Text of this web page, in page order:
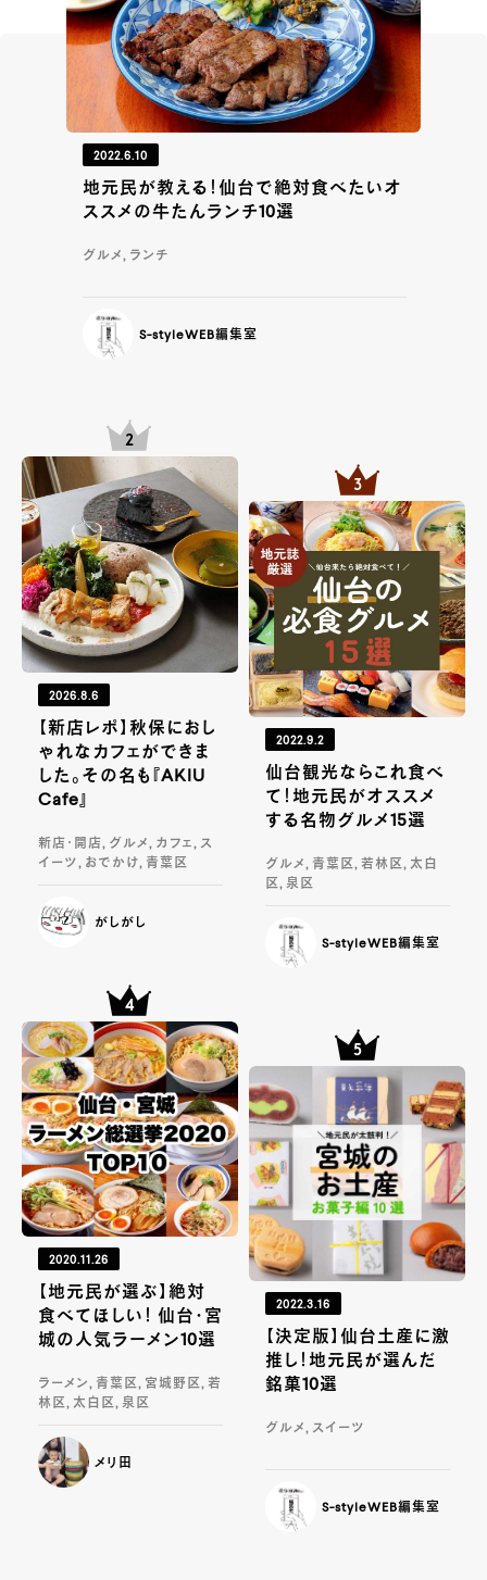
2022.6.10
地元民が教える！仙台で絶対食べたいオ
ススメの牛たんランチ10選
グルメ, ランチ
S-styleWEB編集室
2026.8.6
【新店レポ】秋保におし
ゃれなカフェができま
した。その名も『AKIU
Cafe』
新店・開店, グルメ, カフェ, ス
イーツ, おでかけ, 青葉区
がしがし
2022.9.2
仙台観光ならこれ食べ
て！地元民がオススメ
する名物グルメ15選
グルメ, 青葉区, 若林区, 太白
区, 泉区
S-styleWEB編集室
2020.11.26
【地元民が選ぶ】絶対
食べてほしい！ 仙台・宮
城の人気ラーメン10選
ラーメン, 青葉区, 宮城野区, 若
林区, 太白区, 泉区
メリ田
2022.3.16
【決定版】仙台土産に激
推し！地元民が選んだ
銘菓10選
グルメ, スイーツ
S-styleWEB編集室